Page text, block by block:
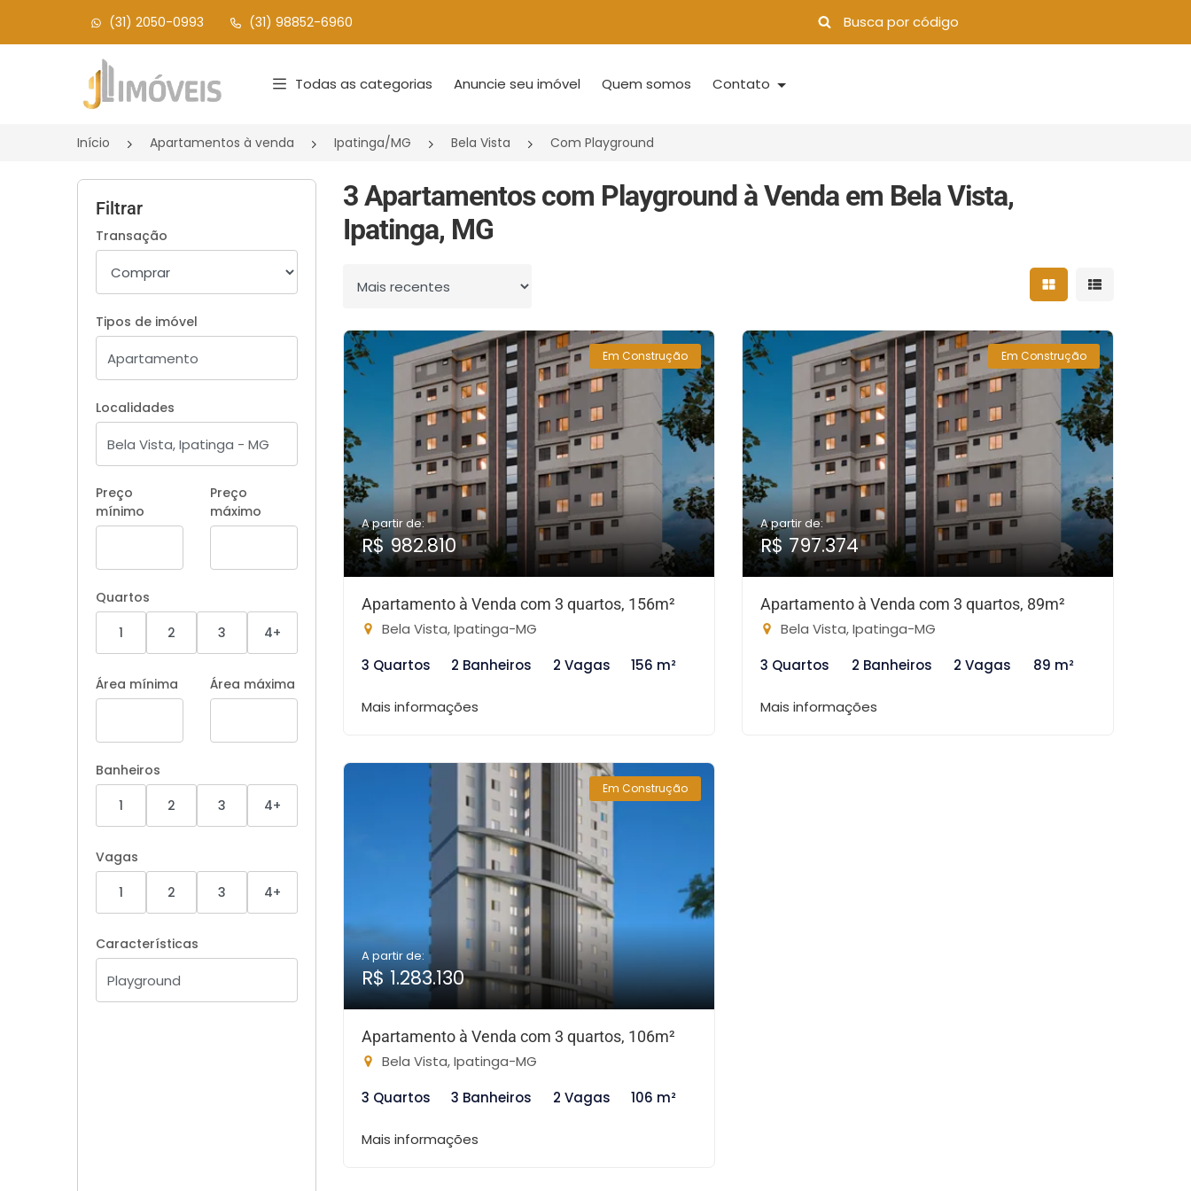
(31) 2050-0993 (31) 98852-6960
Página inicial
Todas as categorias Anuncie seu imóvel Quem somos Contato
Início Apartamentos à venda Ipatinga/MG Bela Vista Com Playground
Filtrar
Transação
Tipos de imóvel
Localidades
Preço
mínimo
Preço
máximo
Quartos
1
2 3 4+
Área mínima Área máxima
Banheiros
1
2 3 4+
Vagas
1
2 3 4+
Características
3 Apartamentos com Playground à Venda em Bela Vista,
Ipatinga, MG
Ordenar por Mostrar resultados
Mostrar
Em Construção
A partir de:
R$ 982.810
Apartamento à Venda com 3 quartos, 156m²
Bela Vista, Ipatinga-MG
3 Quartos
2 Banheiros 2 Vagas 156 m²
Mais informações
Em Construção
A partir de:
R$ 797.374
Apartamento à Venda com 3 quartos, 89m²
Bela Vista, Ipatinga-MG
3 Quartos
2 Banheiros 2 Vagas 89 m²
Mais informações
Em Construção
A partir de:
R$ 1.283.130
Apartamento à Venda com 3 quartos, 106m²
Bela Vista, Ipatinga-MG
3 Quartos
3 Banheiros 2 Vagas 106 m²
Mais informações